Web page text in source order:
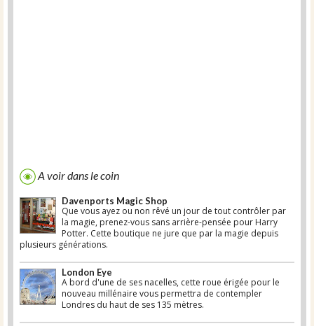
A voir dans le coin
Davenports Magic Shop
Que vous ayez ou non rêvé un jour de tout contrôler par
la magie, prenez-vous sans arrière-pensée pour Harry
Potter. Cette boutique ne jure que par la magie depuis
plusieurs générations.
London Eye
A bord d'une de ses nacelles, cette roue érigée pour le
nouveau millénaire vous permettra de contempler
Londres du haut de ses 135 mètres.